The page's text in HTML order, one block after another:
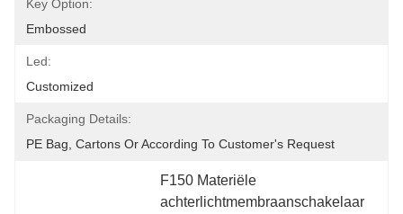
Key Option:
Embossed
Led:
Customized
Packaging Details:
PE Bag, Cartons Or According To Customer's Request
F150 Materiële
achterlichtmembraanschakelaar